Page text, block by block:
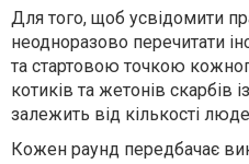
Для того, щоб усвідомити
неодноразово перечитати
та стартовою точкою
котиків та жетонів скарбів
залежить від кількості
Кожен раунд передбачає